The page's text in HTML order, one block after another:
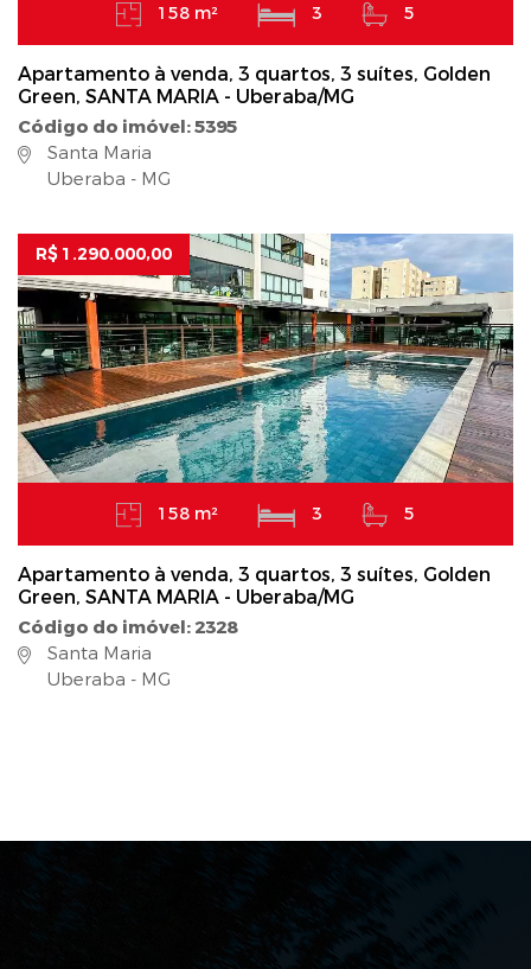
158 m² 3 5
Apartamento à venda, 3 quartos, 3 suítes, Golden
Green, SANTA MARIA - Uberaba/MG
Código do imóvel: 5395
Santa Maria
Uberaba - MG
R$ 1.290.000,00
158 m² 3 5
Apartamento à venda, 3 quartos, 3 suítes, Golden
Green, SANTA MARIA - Uberaba/MG
Código do imóvel: 2328
Santa Maria
Uberaba - MG